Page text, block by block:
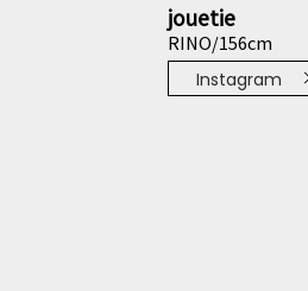
jouetie
RINO/156cm
Instagram